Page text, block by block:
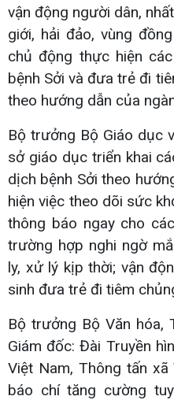
vận động người dân,
giới, hải đảo, vùng
chủ động thực hiện
bệnh Sởi và đưa trẻ đi
theo hướng dẫn của
Bộ trưởng Bộ Giáo dục
sở giáo dục triển khai
dịch bệnh Sởi theo
hiện việc theo dõi sức
thông báo ngay cho
trường hợp nghi ngờ
ly, xử lý kịp thời; vận
sinh đưa trẻ đi tiêm
Bộ trưởng Bộ Văn hóa,
Giám đốc: Đài Truyền
Việt Nam, Thông tấn
báo chí tăng cường